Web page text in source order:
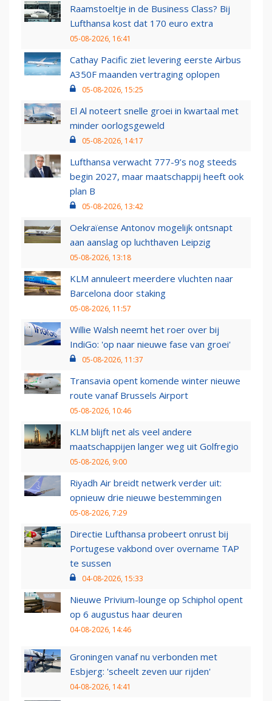
Raamstoeltje in de Business Class? Bij
Lufthansa kost dat 170 euro extra
05-08-2026, 16:41
Cathay Pacific ziet levering eerste Airbus
A350F maanden vertraging oplopen
05-08-2026, 15:25
El Al noteert snelle groei in kwartaal met
minder oorlogsgeweld
05-08-2026, 14:17
Lufthansa verwacht 777-9’s nog steeds
begin 2027, maar maatschappij heeft ook
plan B
05-08-2026, 13:42
Oekraïense Antonov mogelijk ontsnapt
aan aanslag op luchthaven Leipzig
05-08-2026, 13:18
KLM annuleert meerdere vluchten naar
Barcelona door staking
05-08-2026, 11:57
Willie Walsh neemt het roer over bij
IndiGo: 'op naar nieuwe fase van groei'
05-08-2026, 11:37
Transavia opent komende winter nieuwe
route vanaf Brussels Airport
05-08-2026, 10:46
KLM blijft net als veel andere
maatschappijen langer weg uit Golfregio
05-08-2026, 9:00
Riyadh Air breidt netwerk verder uit:
opnieuw drie nieuwe bestemmingen
05-08-2026, 7:29
Directie Lufthansa probeert onrust bij
Portugese vakbond over overname TAP
te sussen
04-08-2026, 15:33
Nieuwe Privium-lounge op Schiphol opent
op 6 augustus haar deuren
04-08-2026, 14:46
Groningen vanaf nu verbonden met
Esbjerg: 'scheelt zeven uur rijden'
04-08-2026, 14:41